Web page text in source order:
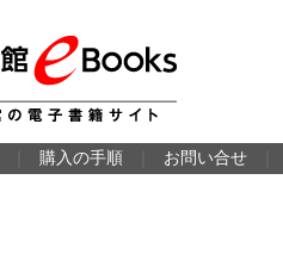
購入の手順 お問い合せ